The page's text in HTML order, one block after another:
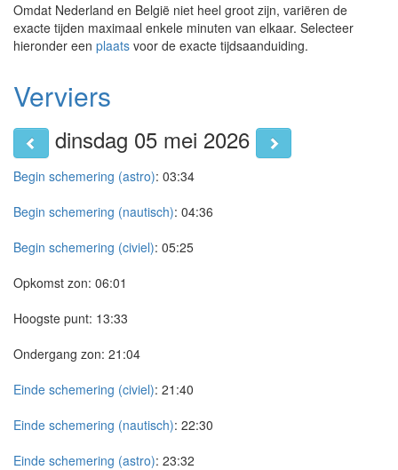
Omdat Nederland en België niet heel groot zijn, variëren de
exacte tijden maximaal enkele minuten van elkaar. Selecteer
hieronder een plaats voor de exacte tijdsaanduiding.
Verviers
dinsdag 05 mei 2026
Begin schemering (astro): 03:34
Begin schemering (nautisch): 04:36
Begin schemering (civiel): 05:25
Opkomst zon: 06:01
Hoogste punt: 13:33
Ondergang zon: 21:04
Einde schemering (civiel): 21:40
Einde schemering (nautisch): 22:30
Einde schemering (astro): 23:32